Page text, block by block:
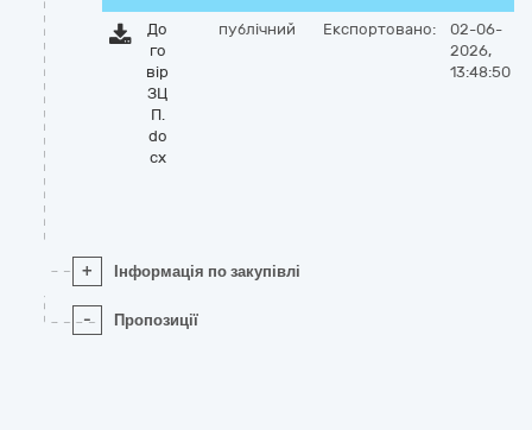
До
го
вір
ЗЦ
П.
do
cx
публічний Експортовано:
02-06-
2026,
13:48:50
+ Інформація по закупівлі
- Пропозиції